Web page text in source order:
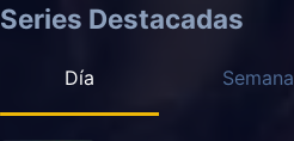
Series Destacadas
Día Semana